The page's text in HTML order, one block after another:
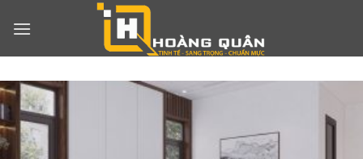
qua